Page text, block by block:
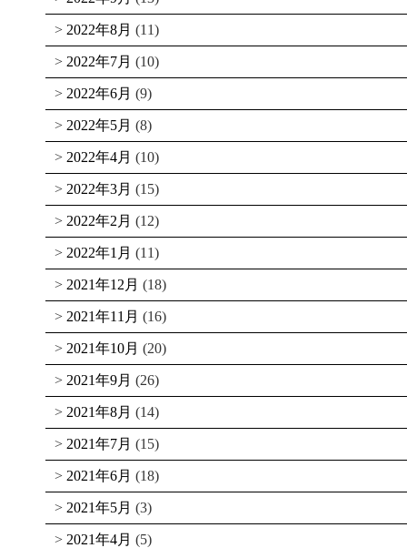
2022年8月 (11)
2022年7月 (10)
2022年6月 (9)
2022年5月 (8)
2022年4月 (10)
2022年3月 (15)
2022年2月 (12)
2022年1月 (11)
2021年12月 (18)
2021年11月 (16)
2021年10月 (20)
2021年9月 (26)
2021年8月 (14)
2021年7月 (15)
2021年6月 (18)
2021年5月 (3)
2021年4月 (5)